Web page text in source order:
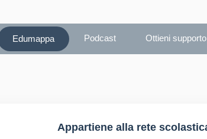
Edumappa Podcast Ottieni supporto
Appartiene alla rete